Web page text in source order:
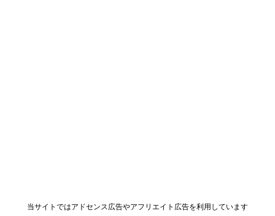
当サイトではアドセンス広告やアフリエイト広告を利用しています